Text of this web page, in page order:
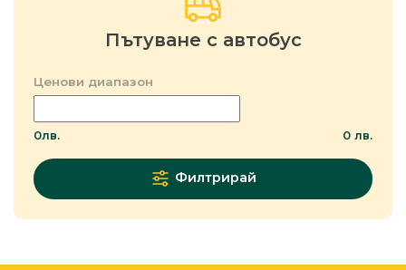
Пътуване с автобус
Ценови диапазон
0лв. 0 лв.
Филтрирай